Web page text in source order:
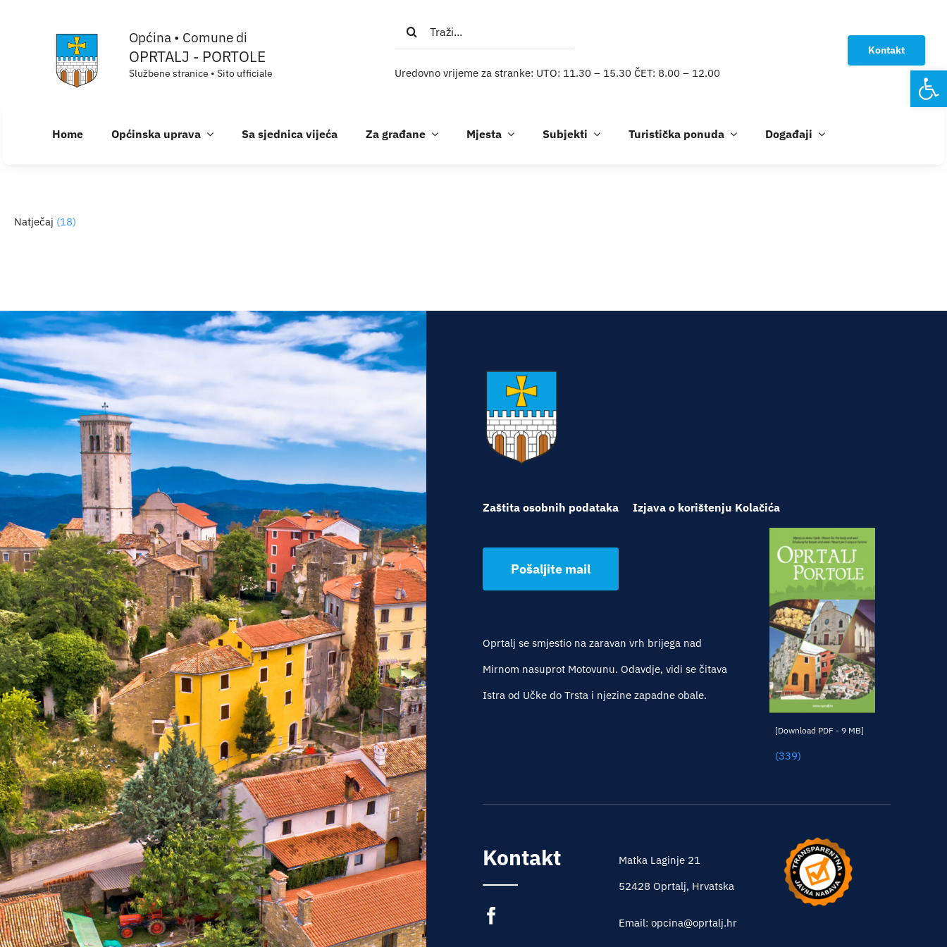
Općina • Comune di
OPRTALJ - PORTOLE
Službene stranice • Sito ufficiale
Traži...
Uredovno vrijeme za stranke: UTO: 11.30 – 15.30 ČET: 8.00 – 12.00
Kontakt
Home Općinska uprava Sa sjednica vijeća Za građane Mjesta Subjekti Turistička ponuda Događaji
Natječaj (18)
Zaštita osobnih podataka Izjava o korištenju Kolačića
Pošaljite mail
Oprtalj se smjestio na zaravan vrh brijega nad
Mirnom nasuprot Motovunu. Odavdje, vidi se čitava
Istra od Učke do Trsta i njezine zapadne obale.
[Download PDF - 9 MB]
(339)
Kontakt
Matka Laginje 21
52428 Oprtalj, Hrvatska
Email: opcina@oprtalj.hr